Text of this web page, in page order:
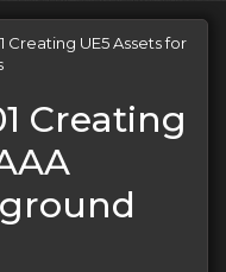
Creating UE5 Assets for
Creating